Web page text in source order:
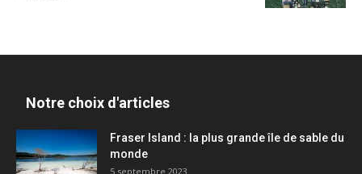
Notre choix d'articles
Fraser Island : la plus grande île de sable du
monde
5 septembre 2023